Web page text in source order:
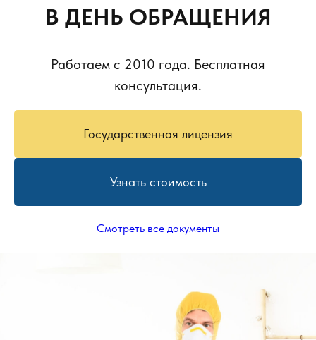
В ДЕНЬ ОБРАЩЕНИЯ
Работаем с 2010 года. Бесплатная
консультация.
Государственная лицензия
Узнать стоимость
Смотреть все документы